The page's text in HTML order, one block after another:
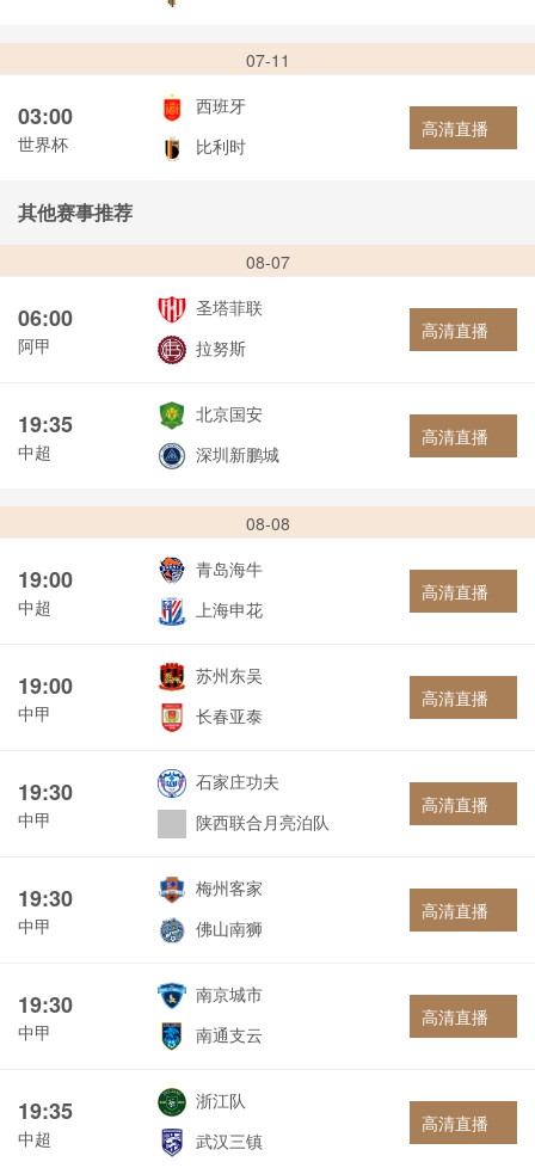
07-11
03:00
世界杯
西班牙
比利时
高清直播
其他赛事推荐
08-07
06:00
阿甲
圣塔菲联
拉努斯
高清直播
19:35
中超
北京国安
深圳新鹏城
高清直播
08-08
19:00
中超
青岛海牛
上海申花
高清直播
19:00
中甲
苏州东吴
长春亚泰
高清直播
19:30
中甲
石家庄功夫
陕西联合月亮泊队
高清直播
19:30
中甲
梅州客家
佛山南狮
高清直播
19:30
中甲
南京城市
南通支云
高清直播
19:35
中超
浙江队
武汉三镇
高清直播